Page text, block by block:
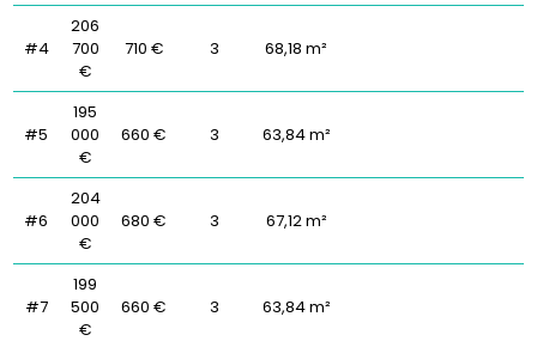
#4
206
700
€
710 € 3 68,18 m²
#5
195
000
€
660 € 3 63,84 m²
#6
204
000
€
680 € 3 67,12 m²
#7
199
500
€
660 € 3 63,84 m²